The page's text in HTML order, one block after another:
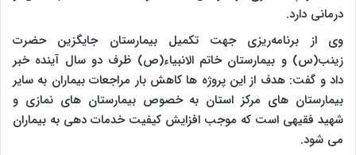
درمانی دارد.
وی از برنامه‌ریزی جهت تکمیل بیمارستان جایگزین حضرت
زینب(س) و بیمارستان خاتم الانبیاء(ص) ظرف دو سال آینده خبر
داد و گفت: هدف از این پروژه ‌ها کاهش بار مراجعات بیماران به سایر
بیمارستان های مرکز استان به خصوص بیمارستان ‌های نمازی و
شهید فقیهی است که موجب افزایش کیفیت خدمات‌ دهی به بیماران
می شود.